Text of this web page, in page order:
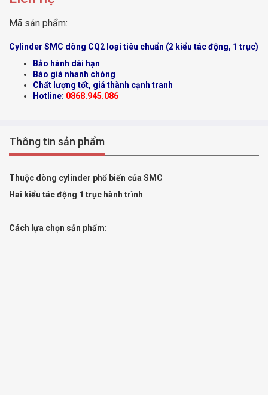
Mã sản phẩm:
Cylinder SMC dòng CQ2 loại tiêu chuẩn (2 kiểu tác động, 1 trục)
Bảo hành dài hạn
Báo giá nhanh chóng
Chất lượng tốt, giá thành cạnh tranh
Hotline: 0868.945.086
Thông tin sản phẩm
Thuộc dòng cylinder phổ biến của SMC
Hai kiểu tác động 1 trục hành trình
Cách lựa chọn sản phẩm: